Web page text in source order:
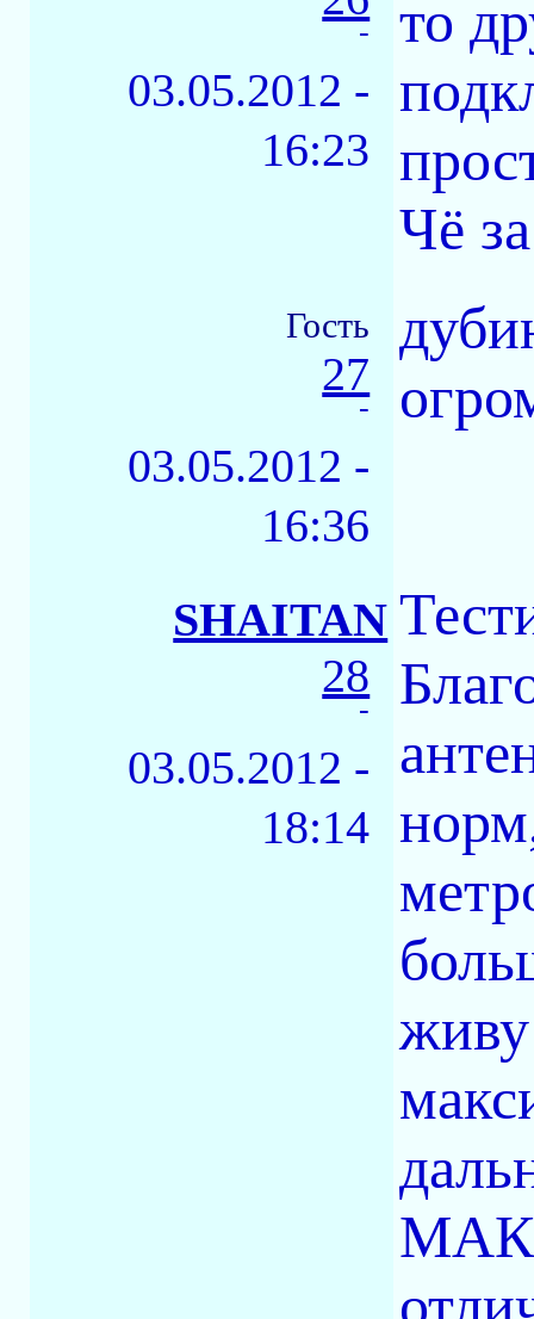
-
03.05.2012 -
16:23
то
Чё
Гость
27
-
03.05.2012 -
16:36
SHAITAN
28
-
03.05.2012 -
18:14